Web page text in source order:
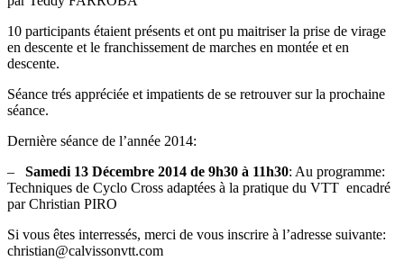
10 participants étaient présents et ont pu maitriser la prise de virage
en descente et le franchissement de marches en montée et en
descente.
Séance trés appréciée et impatients de se retrouver sur la prochaine
séance.
Dernière séance de l’année 2014:
– Samedi 13 Décembre 2014 de 9h30 à 11h30: Au programme:
Techniques de Cyclo Cross adaptées à la pratique du VTT encadré
par Christian PIRO
Si vous êtes interressés, merci de vous inscrire à l’adresse suivante:
christian@calvissonvtt.com